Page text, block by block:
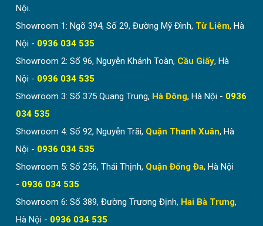
Nội.
Showroom 1: Ngõ 394, Số 29, Đường Mỹ Đình, Từ Liêm, Hà
Nội - 0936 034 535
Showroom 2: Số 96, Nguyễn Khánh Toàn, Cầu Giấy, Hà
Nội - 0936 034 535
Showroom 3: Số 375 Quang Trung, Hà Đông, Hà Nội - 0936
034 535
Showroom 4: Số 92, Nguyễn Trãi, Quận Thanh Xuân, Hà
Nội - 0936 034 535
Showroom 5: Số 256, Thái Thịnh, Quận Đống Đa, Hà Nội
- 0936 034 535
Showroom 6: Số 389, Đường Trương Định, Hai Bà Trưng,
Hà Nội - 0936 034 535